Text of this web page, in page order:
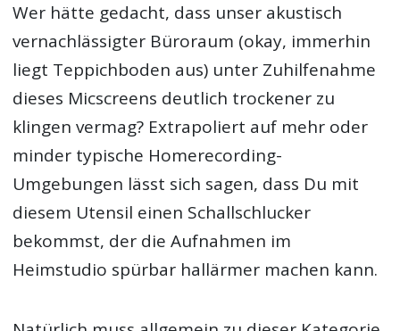
Wer hätte gedacht, dass unser akustisch
vernachlässigter Büroraum (okay, immerhin
liegt Teppichboden aus) unter Zuhilfenahme
dieses Micscreens deutlich trockener zu
klingen vermag? Extrapoliert auf mehr oder
minder typische Homerecording-
Umgebungen lässt sich sagen, dass Du mit
diesem Utensil einen Schallschlucker
bekommst, der die Aufnahmen im
Heimstudio spürbar hallärmer machen kann.